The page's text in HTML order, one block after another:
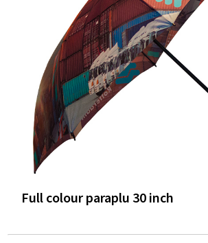
Full colour paraplu 30 inch